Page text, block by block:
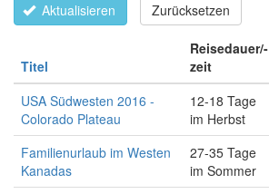
Aktualisieren Zurücksetzen
Titel
Reisedauer/-
zeit
USA Südwesten 2016 -
Colorado Plateau
12-18 Tage
im Herbst
Familienurlaub im Westen
Kanadas
27-35 Tage
im Sommer